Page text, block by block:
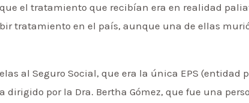
el tratamiento que recibían era en realidad
tratamiento en el país, aunque una de ellas
al Seguro Social, que era la única EPS (entidad
dirigido por la Dra. Bertha Gómez, que fue una